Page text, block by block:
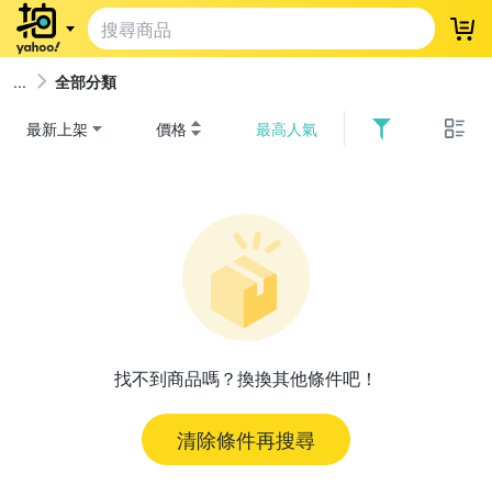
登
全部分類
最新上架 價格 最高人氣
找不到商品嗎？換換其他條件吧！
清除條件再搜尋